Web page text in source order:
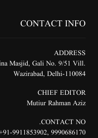
CONTACT INFO
ADDRESS
Masjid, Gali No. 9/51 Vill.
Wazirabad, Delhi-110084
CHIEF EDITOR
Mutiur Rahman Aziz
CONTACT NO.
9990686170
,
91-9911853902+